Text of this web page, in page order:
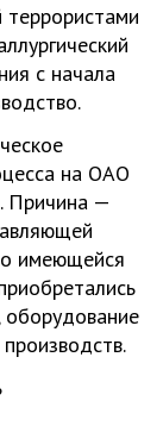
террористами
с начала
на ОАО
Причина —
имеющейся